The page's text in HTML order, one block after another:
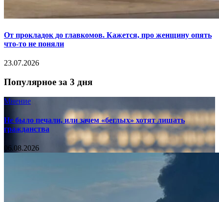
От прокладок до главкомов. Кажется, про женщину опять
что-то не поняли
23.07.2026
Популярное за 3 дня
Мнение
Не было печали, или зачем «беглых» хотят лишать
гражданства
06.08.2026